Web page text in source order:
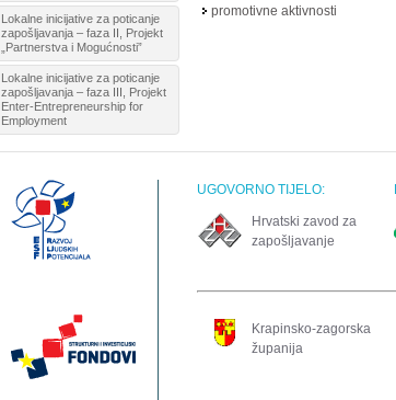
Lokalne inicijative za poticanje
zapošljavanja – faza II, Projekt
„Partnerstva i Mogućnosti”
Lokalne inicijative za poticanje
zapošljavanja – faza III, Projekt
Enter-Entrepreneurship for
Employment
promotivne aktivnosti
UGOVORNO TIJELO:
Hrvatski zavod za
zapošljavanje
Krapinsko-zagorska
županija